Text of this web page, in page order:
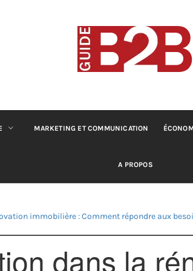
B2B
MARKETING ET COMMUNICATION
A PROPOS
immobilière : Comment répondre aux
dans la